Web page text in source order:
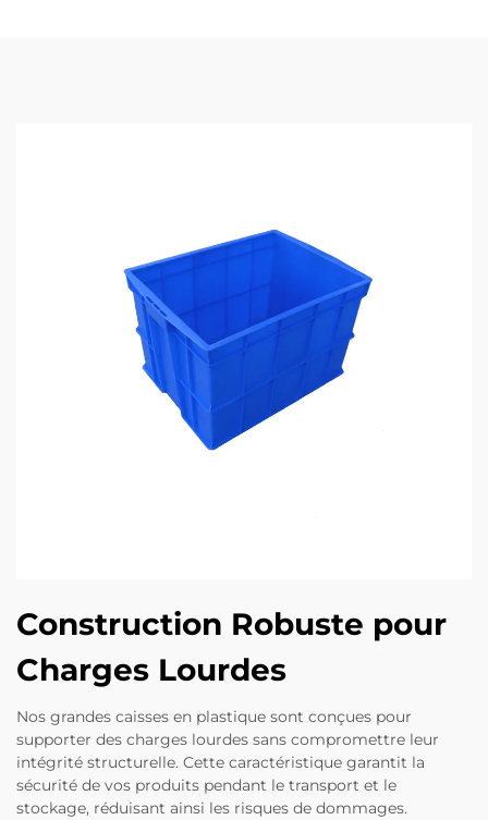
Construction Robuste pour
Charges Lourdes
Nos grandes caisses en plastique sont conçues pour
supporter des charges lourdes sans compromettre leur
intégrité structurelle. Cette caractéristique garantit la
sécurité de vos produits pendant le transport et le
stockage, réduisant ainsi les risques de dommages.